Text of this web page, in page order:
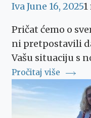
IvaJune 16, 2025
Pričat ćemo o
ni pretpostavili
Vašu situaciju s
Pročitaj više